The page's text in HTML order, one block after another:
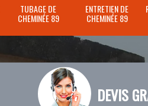
TUBAGE DE
CHEMINÉE 89
ENTRETIEN DE
CHEMINÉE 89
DEVIS